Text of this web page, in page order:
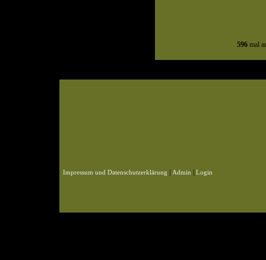
596 mal
Impressum und Datenschutzerklärung Admin Login